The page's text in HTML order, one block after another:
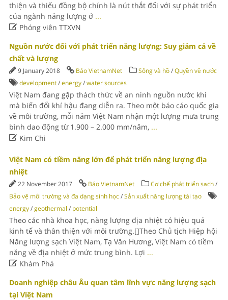
thiện và thiếu đồng bộ chính là nút thắt đối với sự phát triển
của ngành năng lượng ở ...
Phóng viên TTXVN
Nguồn nước đối với phát triển năng lượng: Suy giảm cả về
chất và lượng
9 January 2018 Báo VietnamNet Sông và hồ/Quyền về nước
development/energy/water sources
Việt Nam đang gặp thách thức về an ninh nguồn nước khi
mà biến đổi khí hậu đang diễn ra. Theo một báo cáo quốc gia
về môi trường, mỗi năm Việt Nam nhận một lượng mưa trung
bình dao động từ 1.900 – 2.000 mm/năm, ...
Kim Chi
Việt Nam có tiềm năng lớn để phát triển năng lượng địa
nhiệt
22 November 2017 Báo VietnamNet Cơ chế phát triển sạch/
Bảo vệ môi trường và đa dạng sinh học/Sản xuất năng lượng tái tạo
energy/geothermal / potential
Theo các nhà khoa học, năng lượng địa nhiệt có hiệu quả
kinh tế và thân thiện với môi trường.[]Theo Chủ tịch Hiệp hội
Năng lượng sạch Việt Nam, Tạ Văn Hương, Việt Nam có tiềm
năng về địa nhiệt ở mức trung bình. Lợi ...
Khám Phá
Doanh nghiệp châu Âu quan tâm lĩnh vực năng lượng sạch
tại Việt Nam